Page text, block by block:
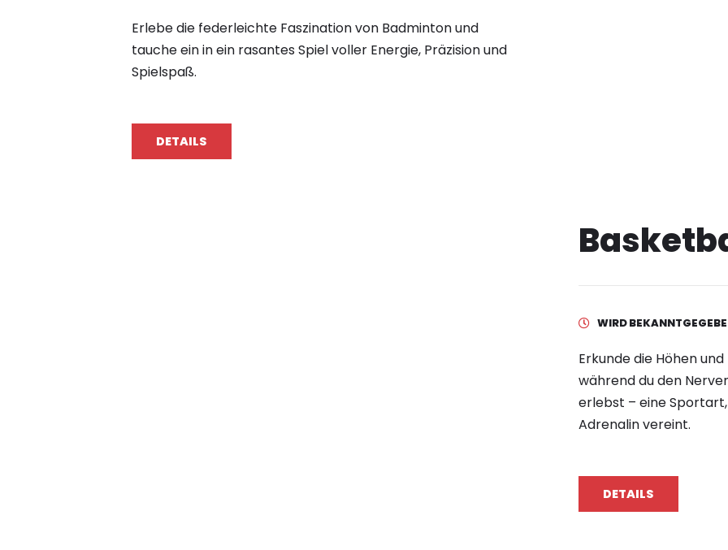
Erlebe die federleichte Faszination von Badminton und
tauche ein in ein rasantes Spiel voller Energie, Präzision und
Spielspaß.
DETAILS
WIRD
Erkunde die Höhen
während du den
erlebst – eine
Adrenalin vereint.
DETAILS